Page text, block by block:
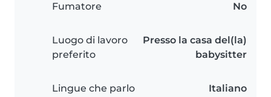
Fumatore No
Luogo di lavoro
preferito
Presso la casa del(la)
babysitter
Lingue che parlo Italiano